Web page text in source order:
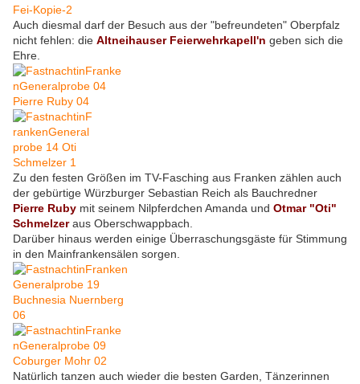
Auch diesmal darf der Besuch aus der "befreundeten" Oberpfalz
nicht fehlen: die Altneihauser Feierwehrkapell'n geben sich die
Ehre.
Zu den festen Größen im TV-Fasching aus Franken zählen auch
der gebürtige Würzburger Sebastian Reich als Bauchredner
Pierre Ruby mit seinem Nilpferdchen Amanda und Otmar "Oti"
Schmelzeraus Oberschwappbach.
Darüber hinaus werden einige Überraschungsgäste für Stimmung
in den Mainfrankensälen sorgen.
Natürlich tanzen auch wieder die besten Garden, Tänzerinnen